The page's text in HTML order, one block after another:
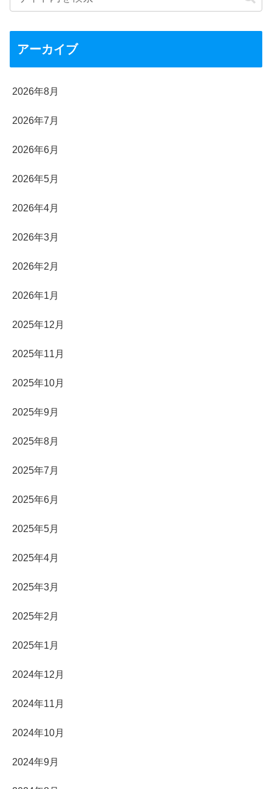
アーカイブ
2026年8月
2026年7月
2026年6月
2026年5月
2026年4月
2026年3月
2026年2月
2026年1月
2025年12月
2025年11月
2025年10月
2025年9月
2025年8月
2025年7月
2025年6月
2025年5月
2025年4月
2025年3月
2025年2月
2025年1月
2024年12月
2024年11月
2024年10月
2024年9月